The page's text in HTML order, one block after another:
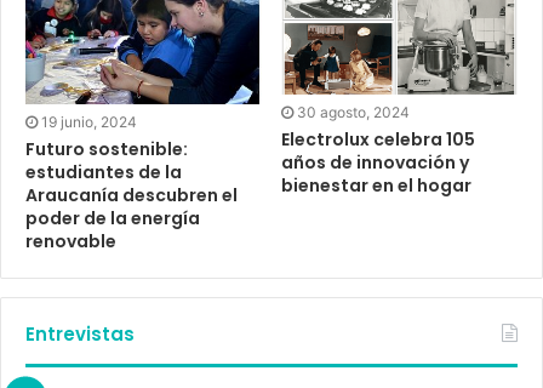
19 junio, 2024
Futuro sostenible:
estudiantes de la
Araucanía descubren el
poder de la energía
renovable
30 agosto, 2024
Electrolux celebra 105
años de innovación y
bienestar en el hogar
Entrevistas